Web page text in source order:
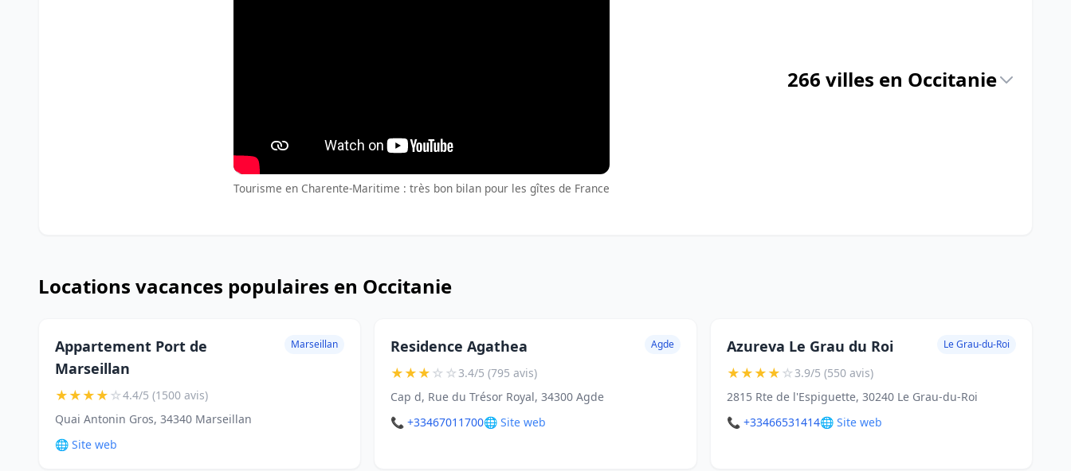
Tourisme en Charente-Maritime : très bon bilan pour les gîtes de France
266 villes en Occitanie
Locations vacances populaires en Occitanie
Appartement Port de
Marseillan
Marseillan
★★★★☆4.4/5 (1500 avis)
Quai Antonin Gros, 34340 Marseillan
🌐 Site web
Residence Agathea Agde
★★★☆☆3.4/5 (795 avis)
Cap d, Rue du Trésor Royal, 34300 Agde
📞 +33467011700🌐 Site web
Azureva Le Grau du Roi Le Grau-du-Roi
★★★★☆3.9/5 (550 avis)
2815 Rte de l'Espiguette, 30240 Le Grau-du-Roi
📞 +33466531414🌐 Site web